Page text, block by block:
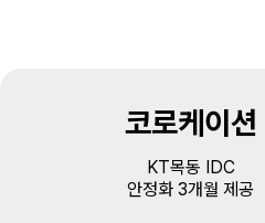
코로케이션
KT목동 IDC
안정화 3개월 제공